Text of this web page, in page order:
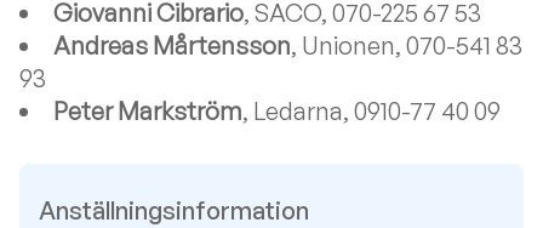
Giovanni Cibrario, SACO, 070-225 67 53
Andreas Mårtensson, Unionen, 070-541 83
93
Peter Markström, Ledarna, 0910-77 40 09
Anställningsinformation